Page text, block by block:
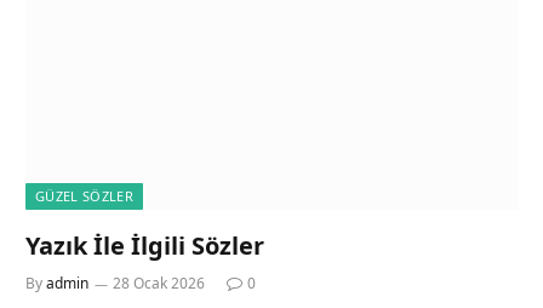
GÜZEL SÖZLER
Yazık İle İlgili Sözler
Byadmin 28 Ocak 2026 0